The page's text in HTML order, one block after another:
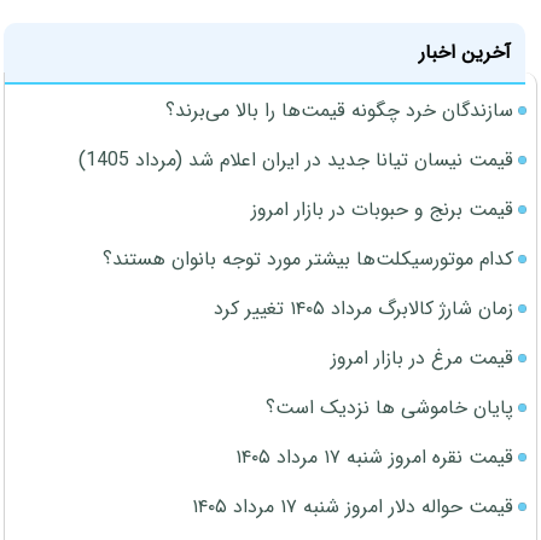
آخرین اخبار
سازندگان خرد چگونه قیمت‌ها را بالا می‌برند؟
قیمت نیسان تیانا جدید در ایران اعلام شد (مرداد 1405)
قیمت برنج و حبوبات در بازار امروز
کدام موتورسیکلت‌ها بیشتر مورد توجه بانوان هستند؟
زمان شارژ کالابرگ مرداد ۱۴۰۵ تغییر کرد
قیمت مرغ در بازار امروز
پایان خاموشی ها نزدیک است؟
قیمت نقره امروز شنبه ۱۷ مرداد ۱۴۰۵
قیمت حواله دلار امروز شنبه ۱۷ مرداد ۱۴۰۵